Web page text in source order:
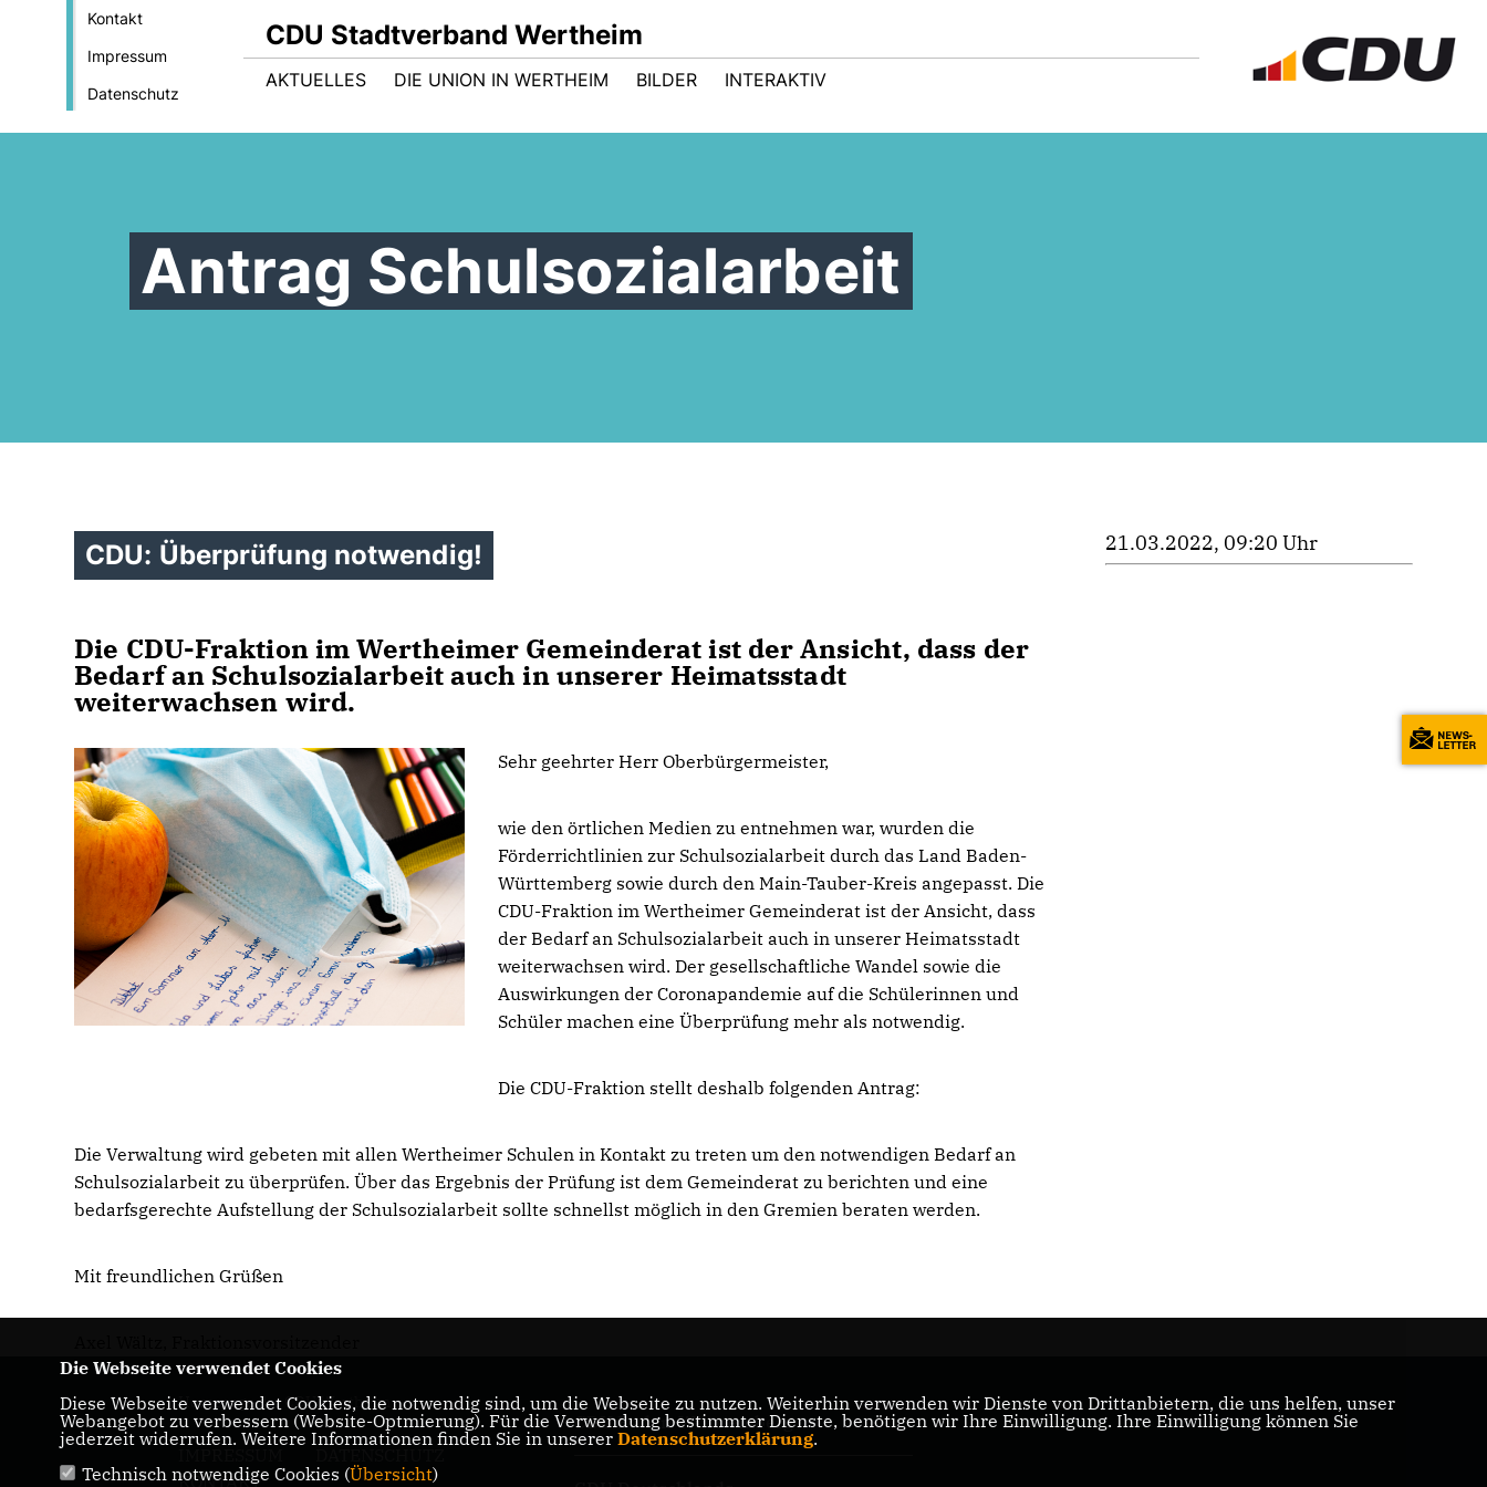
Kontakt
Impressum
Datenschutz
CDU Stadtverband Wertheim
AKTUELLES DIE UNION IN WERTHEIM BILDER INTERAKTIV
Antrag Schulsozialarbeit
CDU: Überprüfung notwendig!
Die CDU-Fraktion im Wertheimer Gemeinderat ist der Ansicht, dass der
Bedarf an Schulsozialarbeit auch in unserer Heimatsstadt
weiterwachsen wird.
Sehr geehrter Herr Oberbürgermeister,
wie den örtlichen Medien zu entnehmen war, wurden die
Förderrichtlinien zur Schulsozialarbeit durch das Land Baden-
Württemberg sowie durch den Main-Tauber-Kreis angepasst. Die
CDU-Fraktion im Wertheimer Gemeinderat ist der Ansicht, dass
der Bedarf an Schulsozialarbeit auch in unserer Heimatsstadt
weiterwachsen wird. Der gesellschaftliche Wandel sowie die
Auswirkungen der Coronapandemie auf die Schülerinnen und
Schüler machen eine Überprüfung mehr als notwendig.
Die CDU-Fraktion stellt deshalb folgenden Antrag:
Die Verwaltung wird gebeten mit allen Wertheimer Schulen in Kontakt zu treten um den notwendigen Bedarf an
Schulsozialarbeit zu überprüfen. Über das Ergebnis der Prüfung ist dem Gemeinderat zu berichten und eine
bedarfsgerechte Aufstellung der Schulsozialarbeit sollte schnellst möglich in den Gremien beraten werden.
Mit freundlichen Grüßen
21.03.2022, 09:20 Uhr
Homepage der CDU Wertheim
KONTAKT
CDU Baden-Württemberg
Die Webseite verwendet Cookies
Diese Webseite verwendet Cookies, die notwendig sind, um die Webseite zu nutzen. Weiterhin verwenden wir Dienste von Drittanbietern, die uns helfen, unser
Webangebot zu verbessern (Website-Optmierung). Für die Verwendung bestimmter Dienste, benötigen wir Ihre Einwilligung. Ihre Einwilligung können Sie
jederzeit widerrufen. Weitere Informationen finden Sie in unserer Datenschutzerklärung.
Technisch notwendige Cookies (Übersicht)